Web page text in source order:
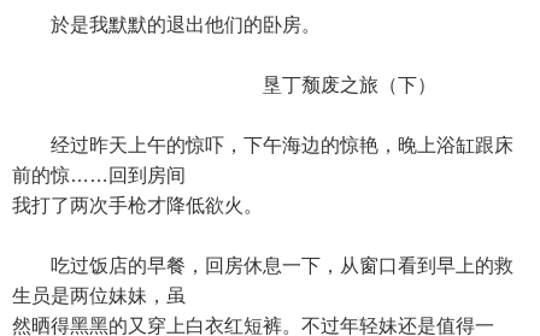
於是我默默的退出他们的卧房。
垦丁颓废之旅（下）
经过昨天上午的惊吓，下午海边的惊艳，晚上浴缸跟床
前的惊……回到房间
我打了两次手枪才降低欲火。
吃过饭店的早餐，回房休息一下，从窗口看到早上的救
生员是两位妹妹，虽
然晒得黑黑的又穿上白衣红短裤。不过年轻妹还是值得一